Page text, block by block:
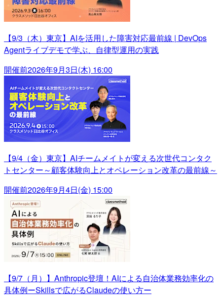
【9/3（木）東京】AIを活用した障害対応最前線 | DevOps
Agentライブデモで学ぶ、自律型運用の実践
開催前2026年9月3日(木) 16:00
【9/4（金）東京】AIチームメイトが変える次世代コンタク
トセンター～顧客体験向上とオペレーション改革の最前線～
開催前2026年9月4日(金) 15:00
【9/7（月）】Anthropic登壇！AIによる自治体業務効率化の
具体例ーSkillsで広がるClaudeの使い方ー